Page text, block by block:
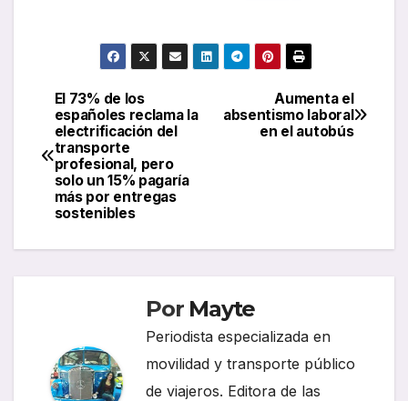
Navegación
de
entradas
Aumenta el
absentismo laboral
en el autobús
El 73% de los
españoles reclama la
electrificación del
transporte
profesional, pero
solo un 15% pagaría
más por entregas
sostenibles
Por Mayte
Periodista especializada en
movilidad y transporte público
de viajeros. Editora de las